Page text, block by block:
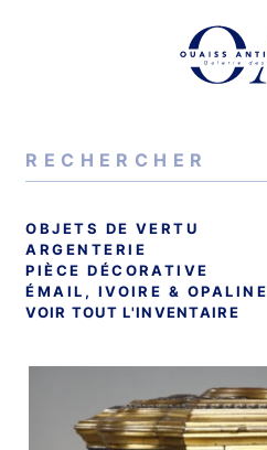
OBJETS DE VERTU
ARGENTERIE
PIÈCE DÉCORATIVE
ÉMAIL, IVOIRE & OPALINE
VOIR TOUT L'INVENTAIRE